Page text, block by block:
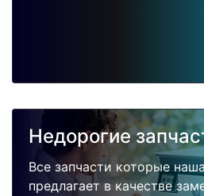
Недорогие
Все запчасти которые
предлагает в качестве